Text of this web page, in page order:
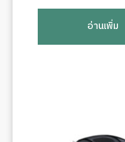
อ่านเพิ่ม